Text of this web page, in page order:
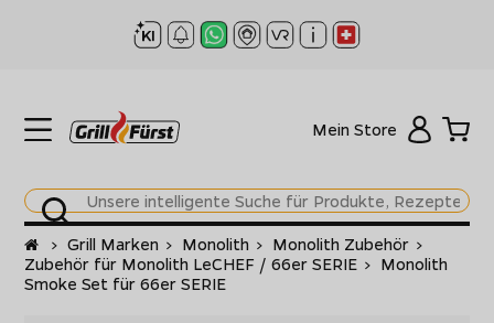
Mein Store
Startseite
> Grill Marken > Monolith > Monolith Zubehör >
Zubehör für Monolith LeCHEF / 66er SERIE > Monolith
Smoke Set für 66er SERIE